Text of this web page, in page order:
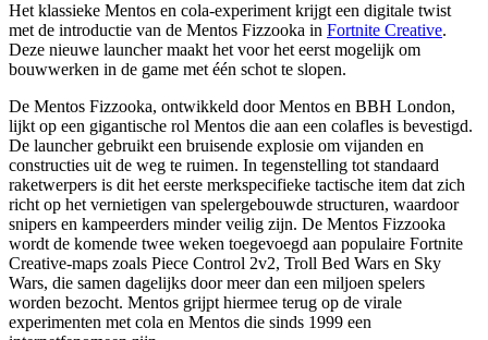
Het klassieke Mentos en cola-experiment krijgt een digitale twist
met de introductie van de Mentos Fizzooka in Fortnite Creative.
Deze nieuwe launcher maakt het voor het eerst mogelijk om
bouwwerken in de game met één schot te slopen.
De Mentos Fizzooka, ontwikkeld door Mentos en BBH London,
lijkt op een gigantische rol Mentos die aan een colafles is bevestigd.
De launcher gebruikt een bruisende explosie om vijanden en
constructies uit de weg te ruimen. In tegenstelling tot standaard
raketwerpers is dit het eerste merkspecifieke tactische item dat zich
richt op het vernietigen van spelergebouwde structuren, waardoor
snipers en kampeerders minder veilig zijn. De Mentos Fizzooka
wordt de komende twee weken toegevoegd aan populaire Fortnite
Creative-maps zoals Piece Control 2v2, Troll Bed Wars en Sky
Wars, die samen dagelijks door meer dan een miljoen spelers
worden bezocht. Mentos grijpt hiermee terug op de virale
experimenten met cola en Mentos die sinds 1999 een